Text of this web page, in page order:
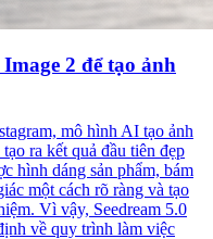
2 để tạo ảnh
mô hình AI tạo ảnh
ra kết quả đầu tiên đẹp
hình dáng sản phẩm, bám
một cách rõ ràng và tạo
Vì vậy, Seedream 5.0
về quy trình làm việc